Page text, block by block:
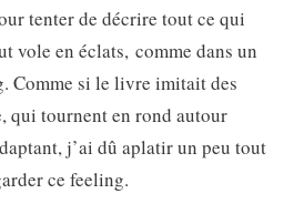
tenter de décrire tout ce qui
vole en éclats, comme dans un
Comme si le livre imitait des
qui tournent en rond autour
j’ai dû aplatir un peu tout
ce feeling.